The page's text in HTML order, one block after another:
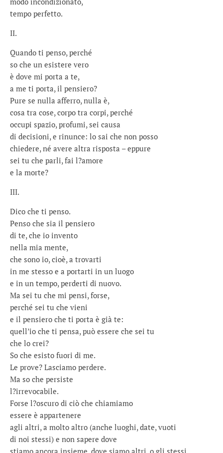
tempo perfetto.
II.
Quando ti penso, perché
so che un esistere vero
è dove mi porta a te,
a me ti porta, il pensiero?
Pure se nulla afferro, nulla è,
cosa tra cose, corpo tra corpi, perché
occupi spazio, profumi, sei causa
di decisioni, e rinunce: lo sai che non posso
chiedere, né avere altra risposta – eppure
sei tu che parli, fai l?amore
e la morte?
III.
Dico che ti penso.
Penso che sia il pensiero
di te, che io invento
nella mia mente,
che sono io, cioè, a trovarti
in me stesso e a portarti in un luogo
e in un tempo, perderti di nuovo.
Ma sei tu che mi pensi, forse,
perché sei tu che vieni
e il pensiero che ti porta è già te:
quell’io che ti pensa, può essere che sei tu
che lo crei?
So che esisto fuori di me.
Le prove? Lasciamo perdere.
Ma so che persiste
l?irrevocabile.
Forse l?oscuro di ciò che chiamiamo
essere è appartenere
agli altri, a molto altro (anche luoghi, date, vuoti
di noi stessi) e non sapere dove
stiamo ancora insieme, dove siamo altri, o gli stessi.